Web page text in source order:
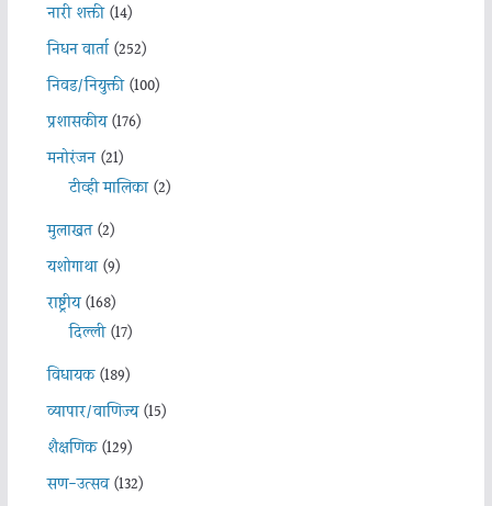
नारी शक्ती(14)
निधन वार्ता(252)
निवड/नियुक्ती(100)
प्रशासकीय(176)
मनोरंजन(21)
टीव्ही मालिका(2)
मुलाखत(2)
यशोगाथा(9)
राष्ट्रीय(168)
दिल्ली(17)
विधायक(189)
व्यापार/वाणिज्य(15)
शैक्षणिक(129)
सण-उत्सव(132)